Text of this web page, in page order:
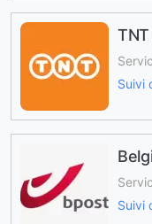
Suivi
Suivi